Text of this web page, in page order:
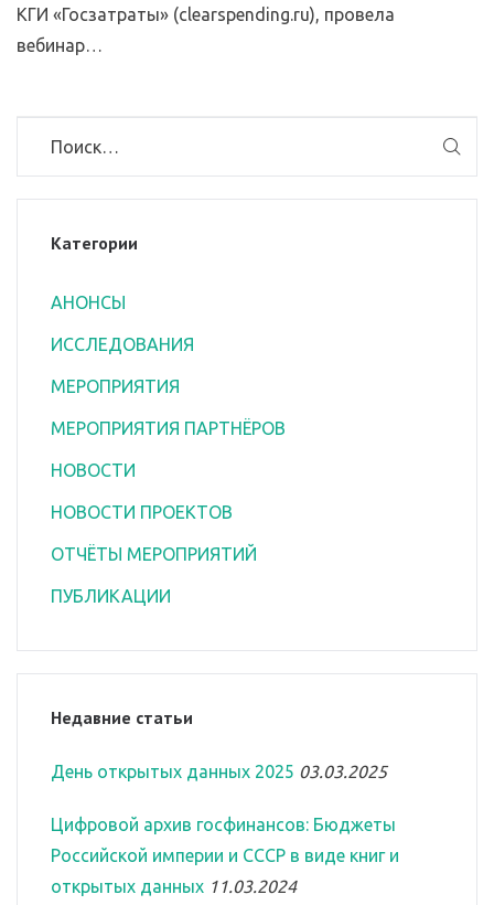
КГИ «Госзатраты» (clearspending.ru), провела
вебинар…
Категории
АНОНСЫ
ИССЛЕДОВАНИЯ
МЕРОПРИЯТИЯ
МЕРОПРИЯТИЯ ПАРТНЁРОВ
НОВОСТИ
НОВОСТИ ПРОЕКТОВ
ОТЧЁТЫ МЕРОПРИЯТИЙ
ПУБЛИКАЦИИ
Недавние статьи
День открытых данных 2025 03.03.2025
Цифровой архив госфинансов: Бюджеты
Российской империи и СССР в виде книг и
открытых данных 11.03.2024